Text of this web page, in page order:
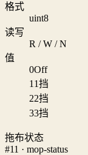
格式
uint8
读写
R / W / N
值
0Off
1 1挡
22挡
33挡
拖布状态
#11 · mop-status